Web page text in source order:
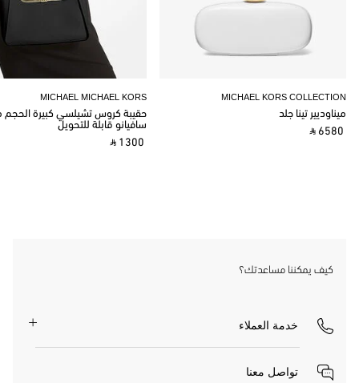
MICHAEL MICHAEL KORS
حقيبة كروس تشيلسي كبيرة الحجم
سافيانو قابلة للتحويل
‎ ⃁ 1300 ‎
MICHAEL KORS COLLECTION
ميناوديير تينا جلد
‎ ⃁ 6580 ‎
كيف يمكننا مساعدتك؟
خدمة العملاء
تواصل معنا